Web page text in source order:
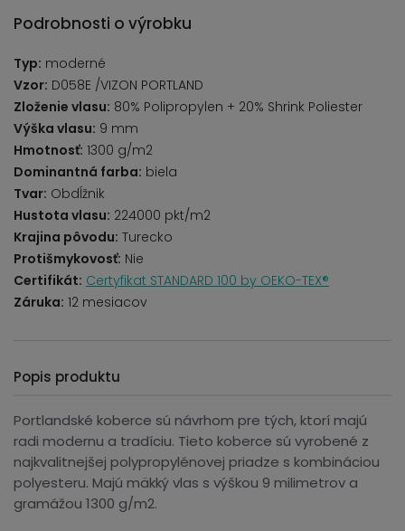
Podrobnosti o výrobku
Typ: moderné
Vzor: D058E /VIZON PORTLAND
Zloženie vlasu: 80% Polipropylen + 20% Shrink Poliester
Výška vlasu: 9 mm
Hmotnosť: 1300 g/m2
Dominantná farba: biela
Tvar: Obdĺžnik
Hustota vlasu: 224000 pkt/m2
Krajina pôvodu: Turecko
Protišmykovosť: Nie
Certifikát: Certyfikat STANDARD 100 by OEKO-TEX®
Záruka: 12 mesiacov
Popis produktu
Portlandské koberce sú návrhom pre tých, ktorí majú
radi modernu a tradíciu. Tieto koberce sú vyrobené z
najkvalitnejšej polypropylénovej priadze s kombináciou
polyesteru. Majú mäkký vlas s výškou 9 milimetrov a
gramážou 1300 g/m2.